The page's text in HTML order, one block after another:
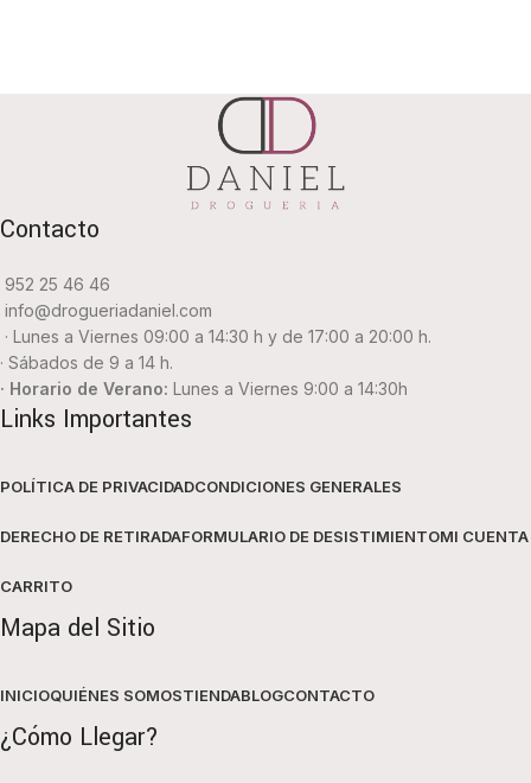
Contacto
952 25 46 46
info@drogueriadaniel.com
· Lunes a Viernes 09:00 a 14:30 h y de 17:00 a 20:00 h.
· Sábados de 9 a 14 h.
· Horario de Verano: Lunes a Viernes 9:00 a 14:30h
Links Importantes
POLÍTICA DE PRIVACIDADCONDICIONES GENERALES
DERECHO DE RETIRADAFORMULARIO DE DESISTIMIENTOMI CUENTA
CARRITO
Mapa del Sitio
INICIOQUIÉNES SOMOSTIENDABLOGCONTACTO
¿Cómo Llegar?